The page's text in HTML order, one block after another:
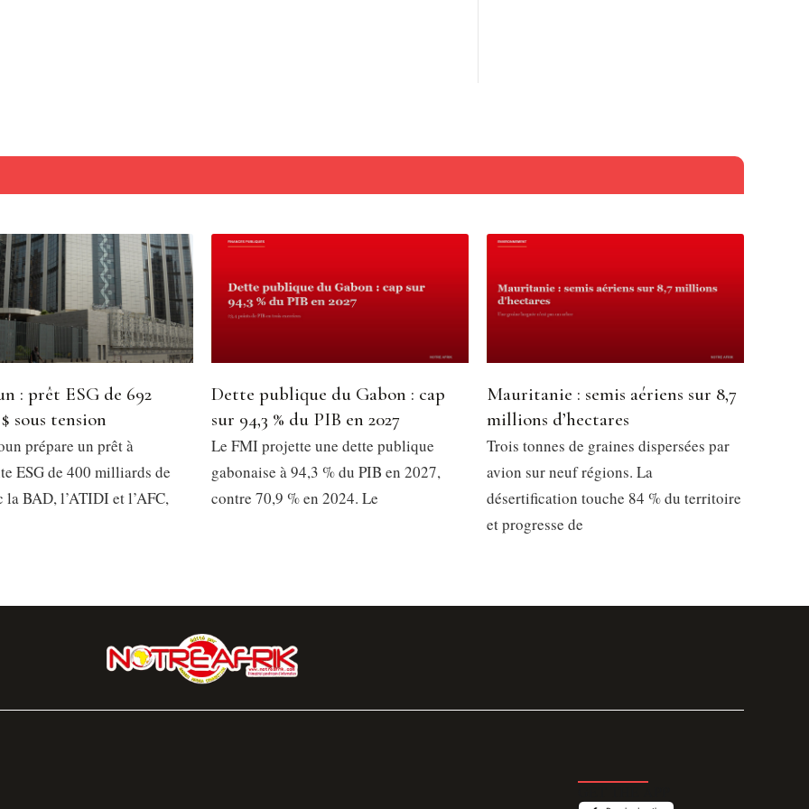
: prêt ESG de 692
sous tension
prépare un prêt à
ESG de 400 milliards de
la BAD, l’ATIDI et l’AFC,
Dette publique du Gabon : cap
sur 94,3 % du PIB en 2027
Le FMI projette une dette publique
gabonaise à 94,3 % du PIB en 2027,
contre 70,9 % en 2024. Le
Mauritanie : semis aériens sur 8,7
millions d’hectares
Trois tonnes de graines dispersées par
avion sur neuf régions. La
désertification touche 84 % du territoire
et progresse de